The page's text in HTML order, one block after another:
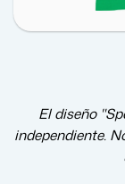
El diseño
independiente.